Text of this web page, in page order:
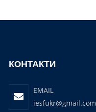
КОНТАКТИ
EMAIL
iesfukr@gmail.com